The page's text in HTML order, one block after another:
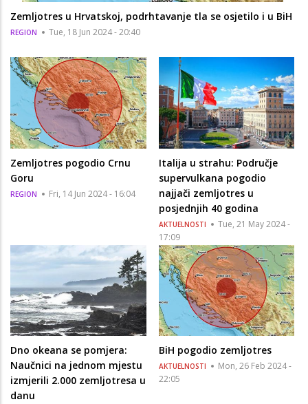
Zemljotres u Hrvatskoj, podrhtavanje tla se osjetilo i u BiH
REGION Tue, 18 Jun 2024 - 20:40
Zemljotres pogodio Crnu
Goru
REGION Fri, 14 Jun 2024 - 16:04
Italija u strahu: Područje
supervulkana pogodio
najjači zemljotres u
posjednjih 40 godina
AKTUELNOSTI
Tue, 21 May 2024 -
17:09
Dno okeana se pomjera:
Naučnici na jednom mjestu
izmjerili 2.000 zemljotresa u
danu
BiH pogodio zemljotres
AKTUELNOSTI
Mon, 26 Feb 2024 -
22:05